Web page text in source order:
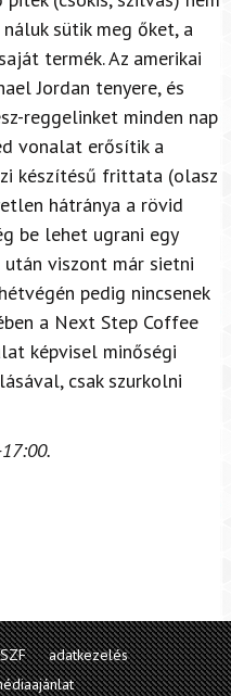
sütik meg őket, a
termék. Az amerikai
Jordan tenyere, és
reggelinket minden nap
vonalat erősítik a
készítésű frittata (olasz
hátránya a rövid
be lehet ugrani egy
után viszont már sietni
pedig nincsenek
a Next Step Coffee
képvisel minőségi
csak szurkolni
adatkezelés